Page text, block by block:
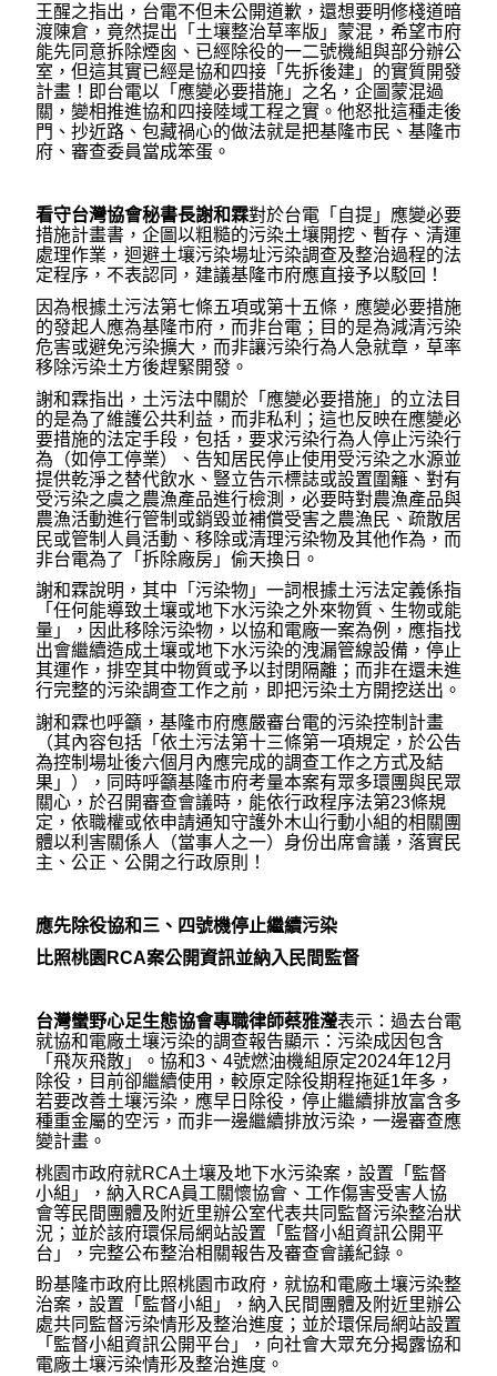
王醒之指出，台電不但未公開道歉，還想要明修棧道暗
渡陳倉，竟然提出「土壤整治草率版」蒙混，希望市府
能先同意拆除煙囪、已經除役的一二號機組與部分辦公
室，但這其實已經是協和四接「先拆後建」的實質開發
計畫！即台電以「應變必要措施」之名，企圖蒙混過
關，變相推進協和四接陸域工程之實。他怒批這種走後
門、抄近路、包藏禍心的做法就是把基隆市民、基隆市
府、審查委員當成笨蛋。
看守台灣協會秘書長謝和霖對於台電「自提」應變必要
措施計畫書，企圖以粗糙的污染土壤開挖、暫存、清運
處理作業，迴避土壤污染場址污染調查及整治過程的法
定程序，不表認同，建議基隆市府應直接予以駁回！
因為根據土污法第七條五項或第十五條，應變必要措施
的發起人應為基隆市府，而非台電；目的是為減清污染
危害或避免污染擴大，而非讓污染行為人急就章，草率
移除污染土方後趕緊開發。
謝和霖指出，土污法中關於「應變必要措施」的立法目
的是為了維護公共利益，而非私利；這也反映在應變必
要措施的法定手段，包括，要求污染行為人停止污染行
為（如停工停業）、告知居民停止使用受污染之水源並
提供乾淨之替代飲水、豎立告示標誌或設置圍籬、對有
受污染之虞之農漁產品進行檢測，必要時對農漁產品與
農漁活動進行管制或銷毀並補償受害之農漁民、疏散居
民或管制人員活動、移除或清理污染物及其他作為，而
非台電為了「拆除廠房」偷天換日。
謝和霖說明，其中「污染物」一詞根據土污法定義係指
「任何能導致土壤或地下水污染之外來物質、生物或能
量」，因此移除污染物，以協和電廠一案為例，應指找
出會繼續造成土壤或地下水污染的洩漏管線設備，停止
其運作，排空其中物質或予以封閉隔離；而非在還未進
行完整的污染調查工作之前，即把污染土方開挖送出。
謝和霖也呼籲，基隆市府應嚴審台電的污染控制計畫
（其內容包括「依土污法第十三條第一項規定，於公告
為控制場址後六個月內應完成的調查工作之方式及結
果」），同時呼籲基隆市府考量本案有眾多環團與民眾
關心，於召開審查會議時，能依行政程序法第23條規
定，依職權或依申請通知守護外木山行動小組的相關團
體以利害關係人（當事人之一）身份出席會議，落實民
主、公正、公開之行政原則！
應先除役協和三、四號機停止繼續污染
比照桃園RCA案公開資訊並納入民間監督
台灣蠻野心足生態協會專職律師蔡雅瀅表示：過去台電
就協和電廠土壤污染的調查報告顯示：污染成因包含
「飛灰飛散」。協和3、4號燃油機組原定2024年12月
除役，目前卻繼續使用，較原定除役期程拖延1年多，
若要改善土壤污染，應早日除役，停止繼續排放富含多
種重金屬的空污，而非一邊繼續排放污染，一邊審查應
變計畫。
桃園市政府就RCA土壤及地下水污染案，設置「監督
小組」，納入RCA員工關懷協會、工作傷害受害人協
會等民間團體及附近里辦公室代表共同監督污染整治狀
況；並於該府環保局網站設置「監督小組資訊公開平
台」，完整公布整治相關報告及審查會議紀錄。
盼基隆市政府比照桃園市政府，就協和電廠土壤污染整
治案，設置「監督小組」，納入民間團體及附近里辦公
處共同監督污染情形及整治進度；並於環保局網站設置
「監督小組資訊公開平台」，向社會大眾充分揭露協和
電廠土壤污染情形及整治進度。